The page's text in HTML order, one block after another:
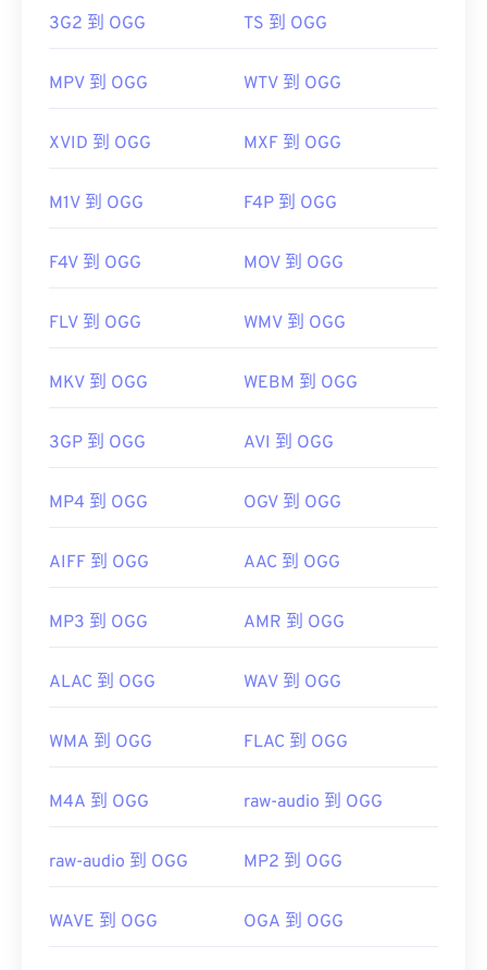
3G2 到 OGG TS 到 OGG
MPV 到 OGG WTV 到 OGG
XVID 到 OGG MXF 到 OGG
M1V 到 OGG F4P 到 OGG
F4V 到 OGG MOV 到 OGG
FLV 到 OGG WMV 到 OGG
MKV 到 OGG WEBM 到 OGG
3GP 到 OGG AVI 到 OGG
MP4 到 OGG OGV 到 OGG
AIFF 到 OGG AAC 到 OGG
MP3 到 OGG AMR 到 OGG
ALAC 到 OGG WAV 到 OGG
WMA 到 OGG FLAC 到 OGG
M4A 到 OGG raw-audio 到 OGG
raw-audio 到 OGG MP2 到 OGG
WAVE 到 OGG OGA 到 OGG